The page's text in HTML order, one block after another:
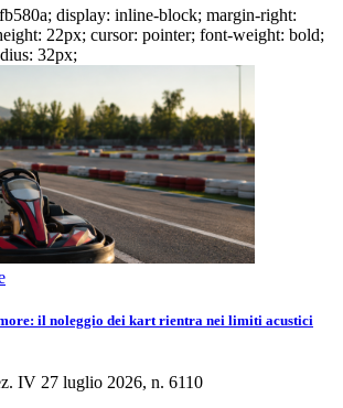
display: inline-block; margin-right:
22px; cursor: pointer; font-weight: bold;
32px;
il noleggio dei kart rientra nei limiti acustici
IV 27 luglio 2026, n. 6110